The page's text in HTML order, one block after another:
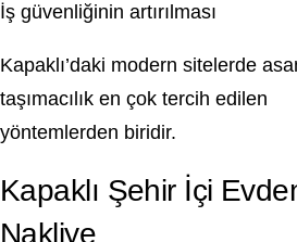
İş güvenliğinin artırılması
Kapaklı’daki modern sitelerde
taşımacılık en çok tercih edilen
yöntemlerden biridir.
Kapaklı Şehir İçi
Nakliye